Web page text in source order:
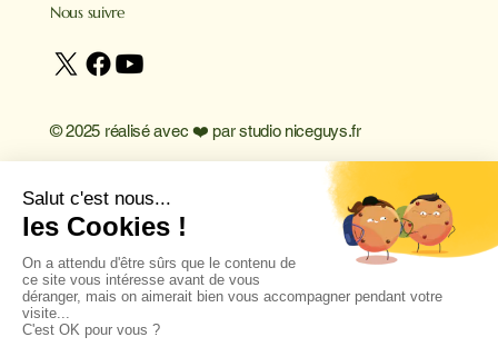
Nous suivre
© 2025 réalisé avec ❤️ parstudio niceguys.fr